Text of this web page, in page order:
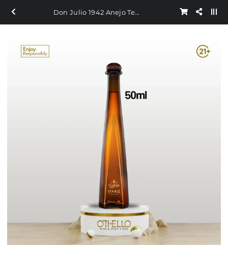
Don Julio 1942 Anejo Tequila Mini Shot 50ml